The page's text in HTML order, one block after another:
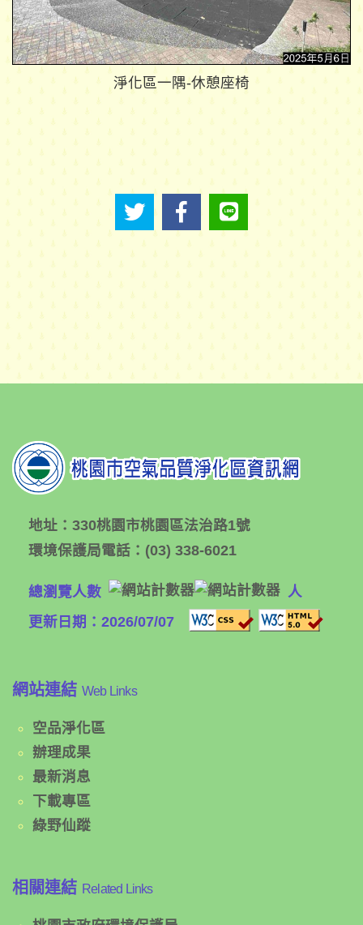
淨化區一隅-休憩座椅
地址： 330桃園市桃園區法治路1號
環境保護局電話： (03) 338-6021
總瀏覽人數
人
更新日期：2026/07/07
網站連結 Web Links
空品淨化區
辦理成果
最新消息
下載專區
綠野仙蹤
相關連結 Related Links